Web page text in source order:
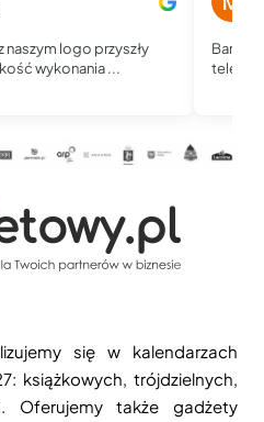
naszym logo przyszły
wykonania ...
Bardzo
się w kalendarzach
książkowych, trójdzielnych,
Oferujemy także gadżety